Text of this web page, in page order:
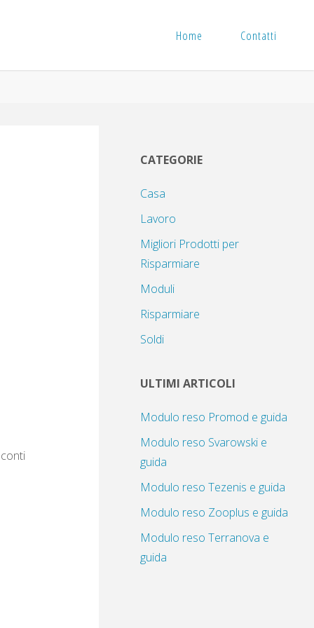
Home Contatti
CATEGORIE
Casa
Lavoro
Migliori Prodotti per
Risparmiare
Moduli
Risparmiare
Soldi
ULTIMI ARTICOLI
Modulo reso Promod e guida
Modulo reso Svarowski e
guida
Modulo reso Tezenis e guida
Modulo reso Zooplus e guida
Modulo reso Terranova e
guida